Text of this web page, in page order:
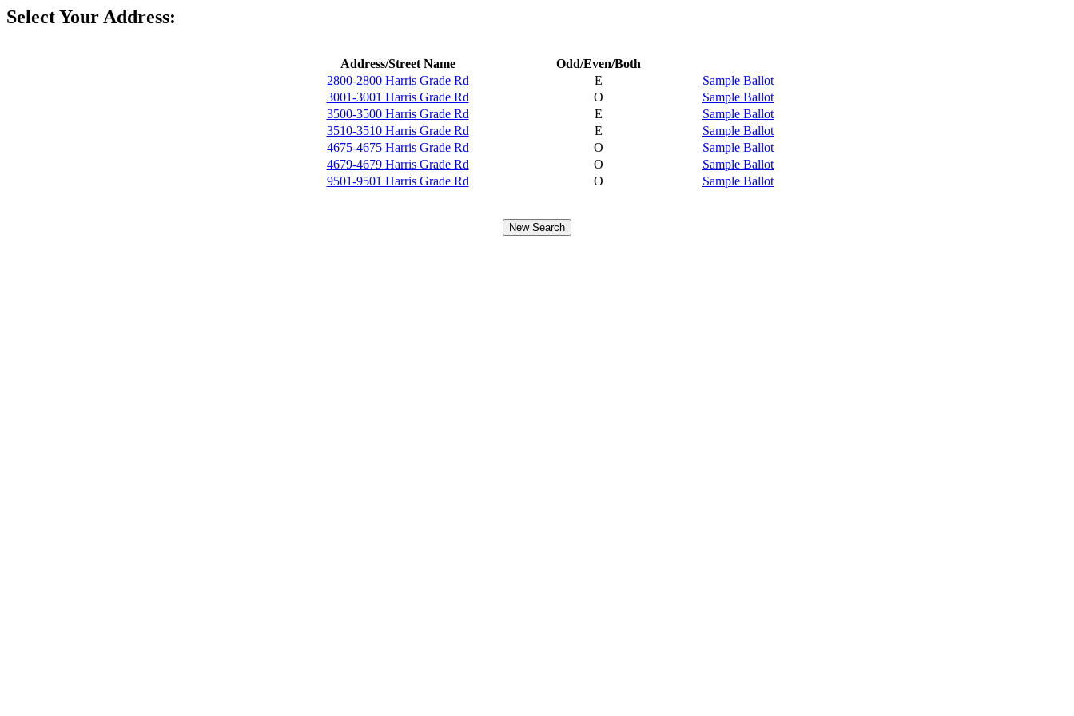
Select Your Address:
Address/Street Name
Odd/Even/Both
2800-2800 Harris Grade Rd
E
Sample Ballot
3001-3001 Harris Grade Rd
O
Sample Ballot
3500-3500 Harris Grade Rd
E
Sample Ballot
3510-3510 Harris Grade Rd
E
Sample Ballot
4675-4675 Harris Grade Rd
O
Sample Ballot
4679-4679 Harris Grade Rd
O
Sample Ballot
9501-9501 Harris Grade Rd
O Sample Ballot